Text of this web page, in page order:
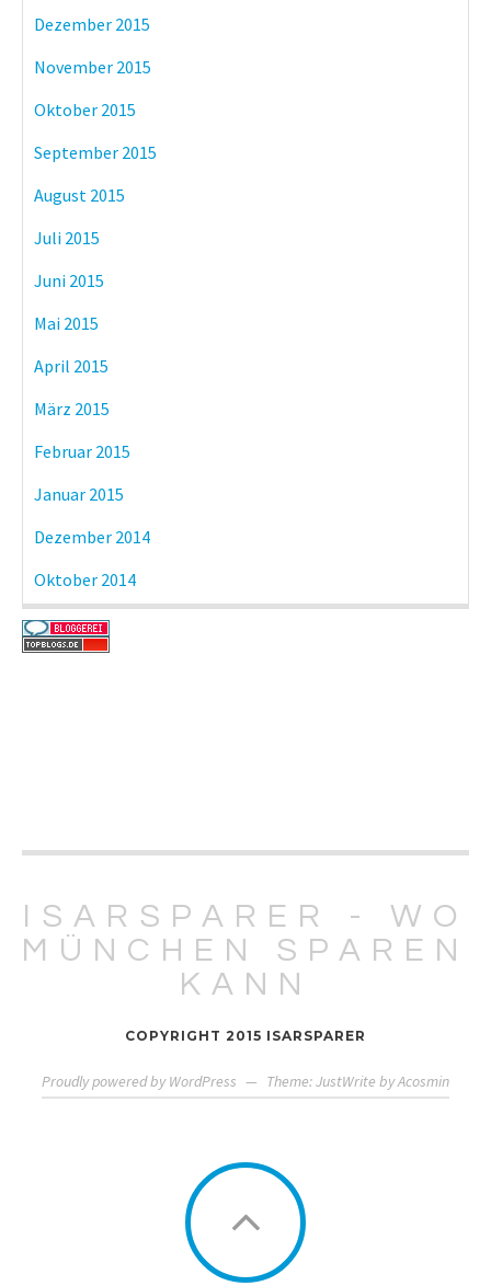
Dezember 2015
November 2015
Oktober 2015
September 2015
August 2015
Juli 2015
Juni 2015
Mai 2015
April 2015
März 2015
Februar 2015
Januar 2015
Dezember 2014
Oktober 2014
ISARSPARER - WO
MÜNCHEN SPAREN
KANN
COPYRIGHT 2015 ISARSPARER
Proudly powered by WordPress — Theme: JustWrite byAcosmin